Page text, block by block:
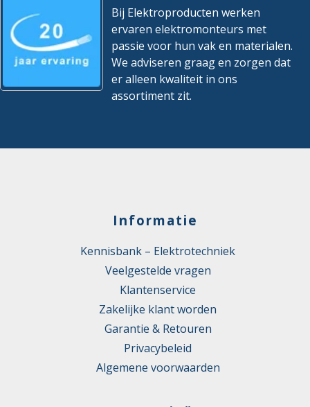
Bij Elektroproducten werken
ervaren elektromonteurs met
passie voor hun vak en materialen.
We adviseren graag en zorgen dat
er alleen kwaliteit in ons
assortiment zit.
Informatie
Kennisbank – Elektrotechniek
Veelgestelde vragen
Klantenservice
Zakelijke klant worden
Garantie & Retouren
Privacybeleid
Algemene voorwaarden